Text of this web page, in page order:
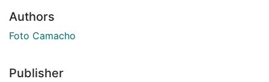
Authors
Foto Camacho
Publisher